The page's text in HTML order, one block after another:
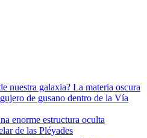
nuestra galaxia? La materia oscura
de gusano dentro de la Vía
enorme estructura oculta
de las Pléyades